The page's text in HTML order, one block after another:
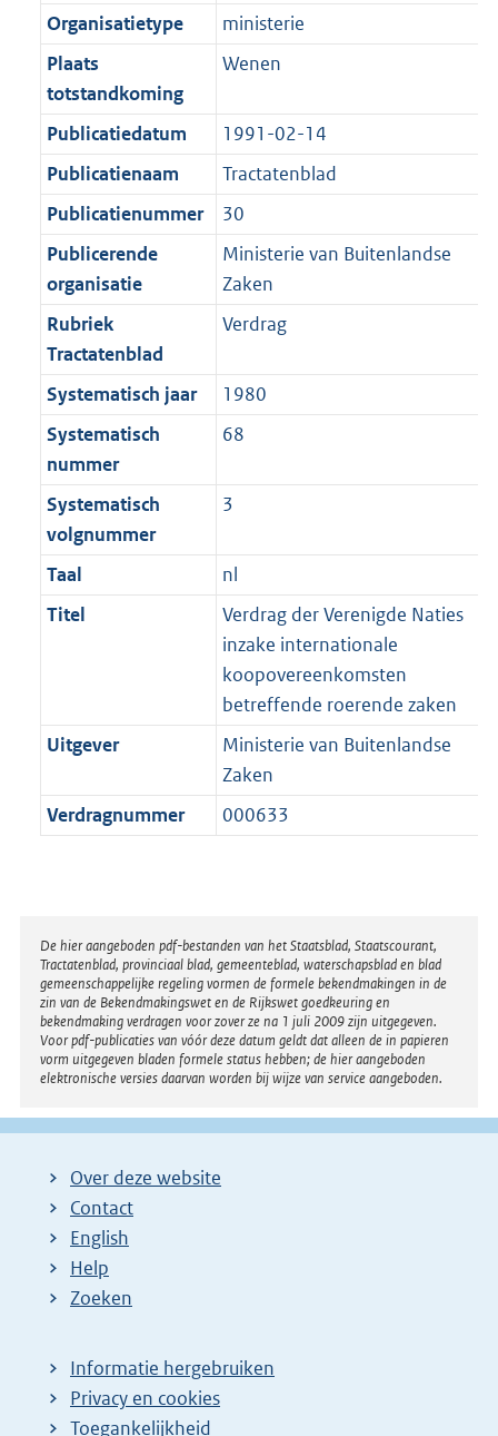
a
t
a
a
t
2
K 2
b
Organisatietype
ministerie
Plaats
totstandkoming
Wenen
Publicatiedatum
1991-02-14
Publicatienaam
Tractatenblad
Publicatienummer
30
Publicerende
organisatie
Ministerie van Buitenlandse
Zaken
Rubriek
Tractatenblad
Verdrag
Systematisch jaar
1980
Systematisch
nummer
68
Systematisch
volgnummer
3
Taal
nl
Titel
Verdrag der Verenigde Naties
inzake internationale
koopovereenkomsten
betreffende roerende zaken
Uitgever
Ministerie van Buitenlandse
Zaken
Verdragnummer
000633
Disclaimer
De hier aangeboden pdf-bestanden van het Staatsblad, Staatscourant,
Tractatenblad, provinciaal blad, gemeenteblad, waterschapsblad en blad
gemeenschappelijke regeling vormen de formele bekendmakingen in de
zin van de Bekendmakingswet en de Rijkswet goedkeuring en
bekendmaking verdragen voor zover ze na 1 juli 2009 zijn uitgegeven.
Voor pdf-publicaties van vóór deze datum geldt dat alleen de in papieren
vorm uitgegeven bladen formele status hebben; de hier aangeboden
elektronische versies daarvan worden bij wijze van service aangeboden.
Over deze website
Contact
English
Help
Zoeken
Informatie hergebruiken
Privacy en cookies
Toegankelijkheid